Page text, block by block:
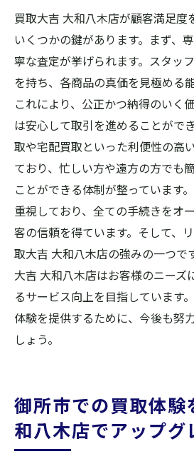
買取大吉 大和八木店が顧客満足度
いくつかの鍵があります。まず、
寧な査定が挙げられます。スタッ
を持ち、各商品の真価を見極める
これにより、公正かつ納得のいく
は安心して取引を進めることがで
取や宅配買取といった利便性の高
ており、忙しい方や遠方の方でも
ことができる体制が整っています
重視しており、全ての手続きをオ
客の信頼を得ています。そして、
取大吉 大和八木店の強みの一つで
大吉 大和八木店はお客様のニーズ
るサービス向上を目指しています
体験を提供するために、今後も努
しょう。
御所市での買取体験
和八木店でアップグ